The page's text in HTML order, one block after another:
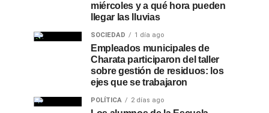
miércoles y a qué hora pueden
llegar las lluvias
SOCIEDAD 1 día ago
Empleados municipales de
Charata participaron del taller
sobre gestión de residuos: los
ejes que se trabajaron
POLÍTICA 2 días ago